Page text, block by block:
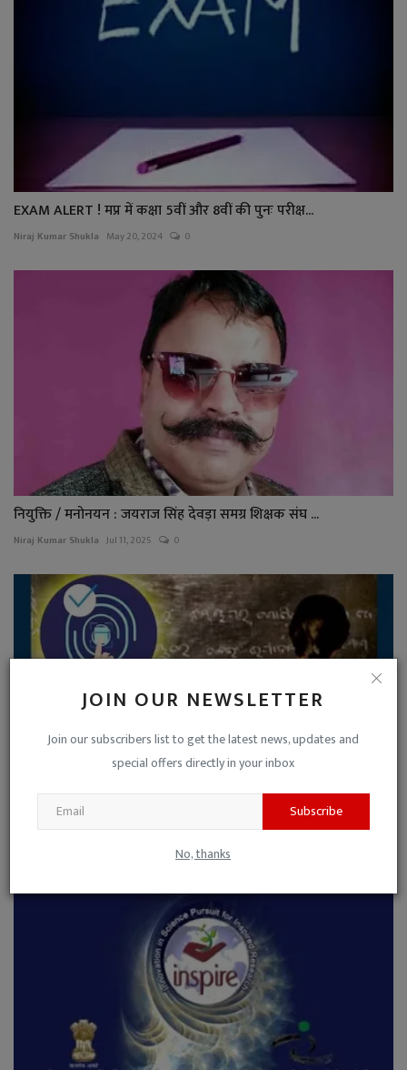
JOIN OUR NEWSLETTER
Join our subscribers list to get the latest news, updates and
special offers directly in your inbox
Subscribe
No, thanks
EXAM ALERT ! मप्र में कक्षा 5वीं और 8वीं की पुनः परीक्ष...
Niraj Kumar Shukla May 20, 2024 0
नियुक्ति / मनोनयन : जयराज सिंह देवड़ा समग्र शिक्षक संघ ...
Niraj Kumar Shukla Jul 11, 2025 0
कल से ई-अटेंडेंस अनिवार्य ! अतिथि शिक्षकों को ई-अटेंडेन...